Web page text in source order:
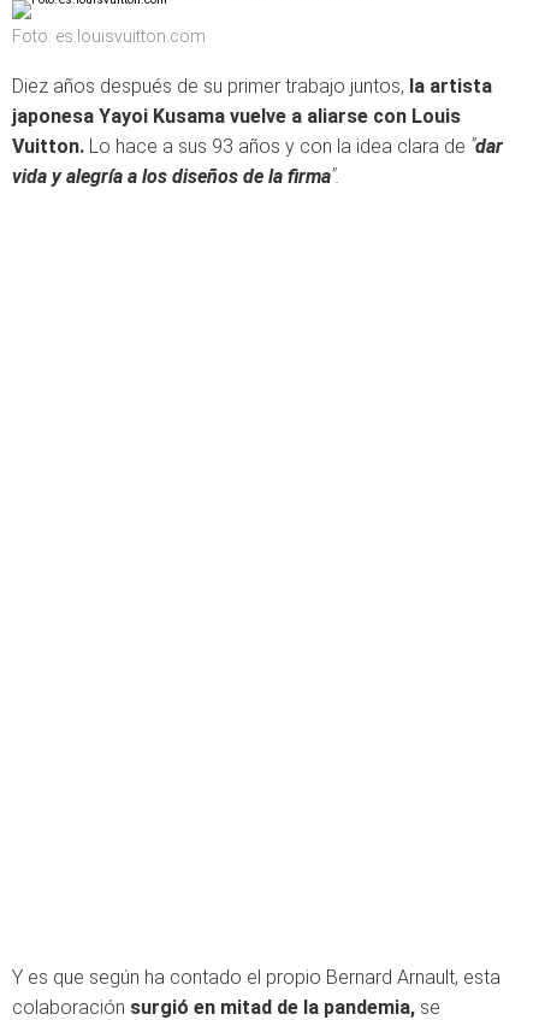
Foto: es.louisvuitton.com
Diez años después de su primer trabajo juntos, la artista
japonesa Yayoi Kusama vuelve a aliarse con Louis
Vuitton. Lo hace a sus 93 años y con la idea clara de "dar
vida y alegría a los diseños de la firma".
Y es que según ha contado el propio Bernard Arnault, esta
colaboración surgió en mitad de la pandemia, se